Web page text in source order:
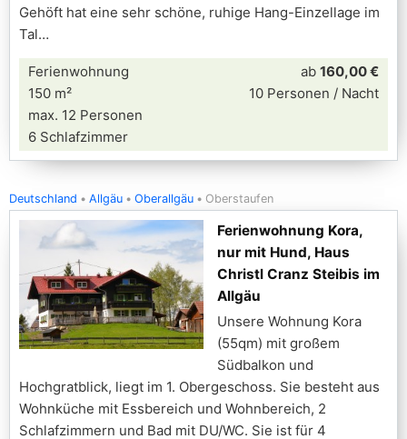
Gehöft hat eine sehr schöne, ruhige Hang-Einzellage im
Tal
Ferienwohnung
150 m²
max. 12 Personen
6 Schlafzimmer
ab 160,00 €
10 Personen / Nacht
Deutschland Allgäu Oberallgäu Oberstaufen
Ferienwohnung Kora,
nur mit Hund, Haus
Christl Cranz Steibis im
Allgäu
Unsere Wohnung Kora
(55qm) mit großem
Südbalkon und
Hochgratblick, liegt im 1. Obergeschoss. Sie besteht aus
Wohnküche mit Essbereich und Wohnbereich, 2
Schlafzimmern und Bad mit DU/WC. Sie ist für 4